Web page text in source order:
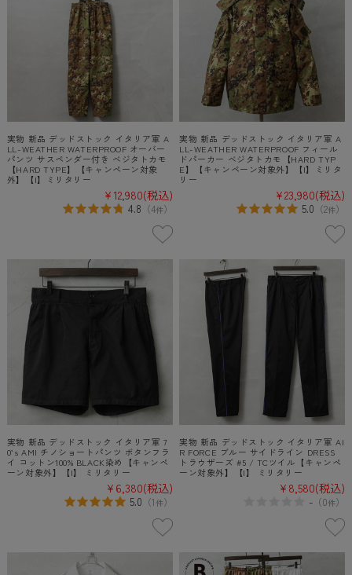
実物 新品 デッドストック イタリア軍 A
LL-WEATHER WATERPROOF オーバー
パンツ サスペンダー付き ベジタトカモ
【HARD TYPE】【キャンペーン対象
外】【I】ミリタリー
¥12,980(税込)
4.8 （4件）
実物 新品 デッドストック イタリア軍 A
LL-WEATHER WATERPROOF フィール
ドパーカー ベジタトカモ【HARD TYP
E】【キャンペーン対象外】【I】ミリタ
リー
¥23,980(税込)
5.0 （2件）
実物 新品 デッドストック イタリア軍 7
0’s AMI チノショートパンツ ボタンフラ
イ コットン100% BLACK染め【キャンペ
ーン対象外】【I】 ミリタリー
¥6,380(税込)
5.0 （1件）
実物 新品 デッドストック イタリア軍 AI
R FORCE ブルー サイドライン DRESS
トラウザーズ #5 / TCツイル【キャンペ
ーン対象外】【I】 ミリタリー
¥8,580(税込)
- （0件）